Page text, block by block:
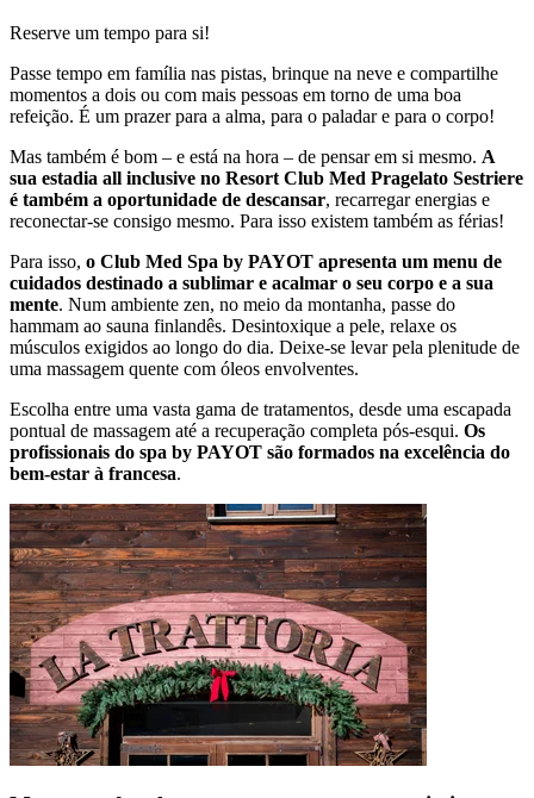
Reserve um tempo para si!
Passe tempo em família nas pistas, brinque na neve e compartilhe
momentos a dois ou com mais pessoas em torno de uma boa
refeição. É um prazer para a alma, para o paladar e para o corpo!
Mas também é bom – e está na hora – de pensar em si mesmo. A
sua estadia all inclusive no Resort Club Med Pragelato Sestriere
é também a oportunidade de descansar, recarregar energias e
reconectar-se consigo mesmo. Para isso existem também as férias!
Para isso, o Club Med Spa by PAYOT apresenta um menu de
cuidados destinado a sublimar e acalmar o seu corpo e a sua
mente. Num ambiente zen, no meio da montanha, passe do
hammam ao sauna finlandês. Desintoxique a pele, relaxe os
músculos exigidos ao longo do dia. Deixe-se levar pela plenitude de
uma massagem quente com óleos envolventes.
Escolha entre uma vasta gama de tratamentos, desde uma escapada
pontual de massagem até a recuperação completa pós-esqui. Os
profissionais do spa by PAYOT são formados na excelência do
bem-estar à francesa.